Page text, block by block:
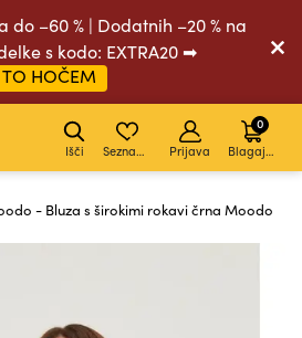
–60 % | Dodatnih –20 % na
s kodo: EXTRA20 ➡
TO HOČEM
Išči Seznam želja Prijava Blagajna
0
- Bluza s širokimi rokavi črna Moodo